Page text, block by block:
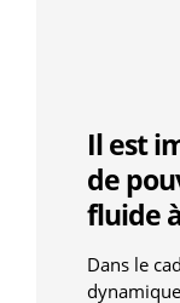
Il est
de
fluide
Dans le